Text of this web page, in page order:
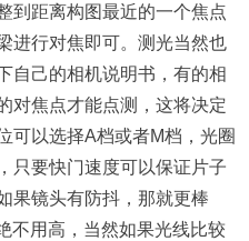
到距离构图最近的一个焦点
进行对焦即可。测光当然也
自己的相机说明书，有的相
对焦点才能点测，这将决定
可以选择A档或者M档，光圈
只要快门速度可以保证片子
果镜头有防抖，那就更棒
不用高，当然如果光线比较